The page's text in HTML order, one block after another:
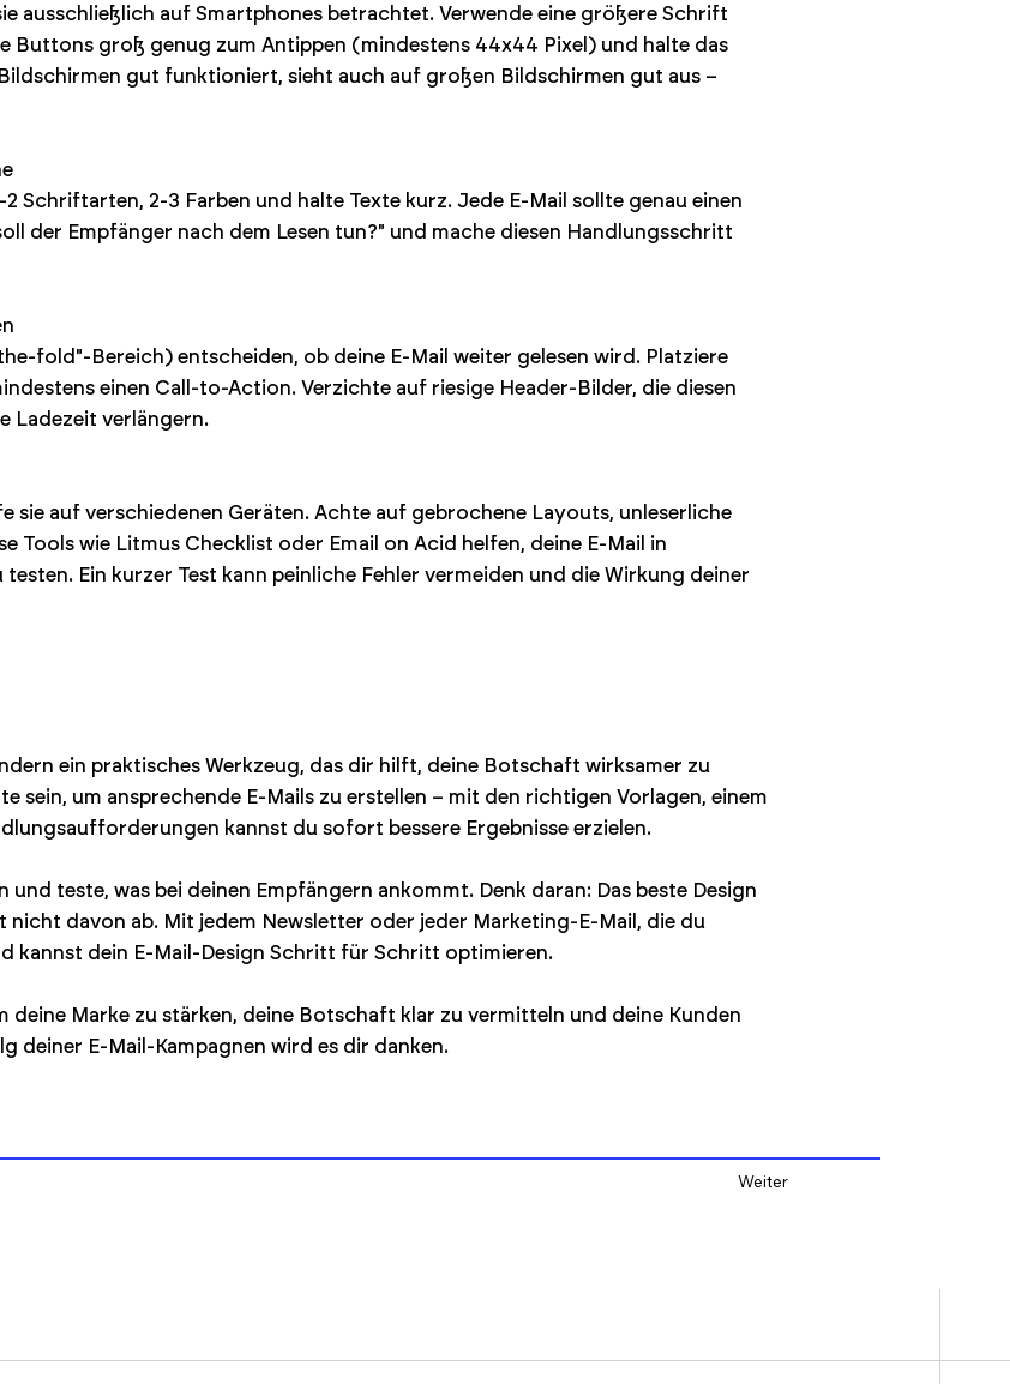
ausschließlich auf Smartphones betrachtet. Verwende eine größere Schrift
Buttons groß genug zum Antippen (mindestens 44x44 Pixel) und halte das
gut funktioniert, sieht auch auf großen Bildschirmen gut aus –
Schriftarten, 2-3 Farben und halte Texte kurz. Jede E-Mail sollte genau einen
der Empfänger nach dem Lesen tun?" und mache diesen Handlungsschritt
fold"-Bereich) entscheiden, ob deine E-Mail weiter gelesen wird. Platziere
einen Call-to-Action. Verzichte auf riesige Header-Bilder, die diesen
Ladezeit verlängern.
sie auf verschiedenen Geräten. Achte auf gebrochene Layouts, unleserliche
Tools wie Litmus Checklist oder Email on Acid helfen, deine E-Mail in
Ein kurzer Test kann peinliche Fehler vermeiden und die Wirkung deiner
ein praktisches Werkzeug, das dir hilft, deine Botschaft wirksamer zu
sein, um ansprechende E-Mails zu erstellen – mit den richtigen Vorlagen, einem
kannst du sofort bessere Ergebnisse erzielen.
und teste, was bei deinen Empfängern ankommt. Denk daran: Das beste Design
davon ab. Mit jedem Newsletter oder jeder Marketing-E-Mail, die du
kannst dein E-Mail-Design Schritt für Schritt optimieren.
deine Marke zu stärken, deine Botschaft klar zu vermitteln und deine Kunden
deiner E-Mail-Kampagnen wird es dir danken.
Weiter